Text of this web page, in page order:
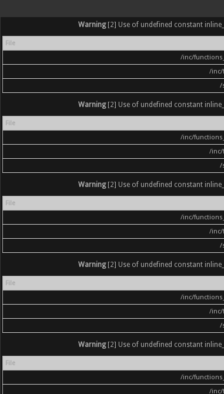
Warning[2] Use of undefined constant
File
/inc/
/inc/
/
Warning[2] Use of undefined constant
File
/inc/
/inc/
/
Warning[2] Use of undefined constant
File
/inc/
/inc/
/
Warning[2] Use of undefined constant
File
/inc/
/inc/
/
Warning[2] Use of undefined constant
File
/inc/
/inc/